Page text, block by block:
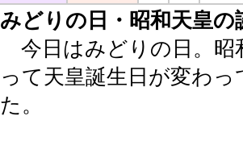
みどりの日・昭和天皇の
今日はみどりの日。昭
って天皇誕生日が変わ
た。